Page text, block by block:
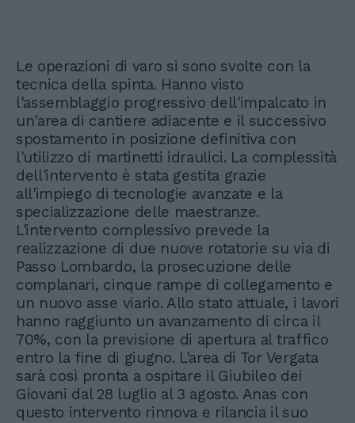
Le operazioni di varo si sono svolte con la
tecnica della spinta. Hanno visto
l'assemblaggio progressivo dell'impalcato in
un'area di cantiere adiacente e il successivo
spostamento in posizione definitiva con
l'utilizzo di martinetti idraulici. La complessità
dell'intervento è stata gestita grazie
all'impiego di tecnologie avanzate e la
specializzazione delle maestranze.
L'intervento complessivo prevede la
realizzazione di due nuove rotatorie su via di
Passo Lombardo, la prosecuzione delle
complanari, cinque rampe di collegamento e
un nuovo asse viario. Allo stato attuale, i lavori
hanno raggiunto un avanzamento di circa il
70%, con la previsione di apertura al traffico
entro la fine di giugno. L'area di Tor Vergata
sarà così pronta a ospitare il Giubileo dei
Giovani dal 28 luglio al 3 agosto. Anas con
questo intervento rinnova e rilancia il suo